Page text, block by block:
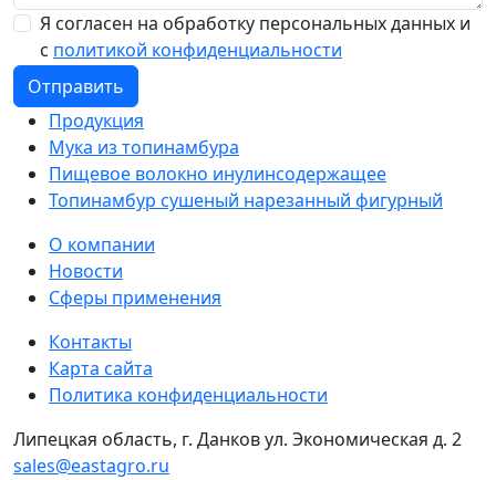
Я согласен на обработку персональных данных и
с политикой конфиденциальности
Отправить
Продукция
Мука из топинамбура
Пищевое волокно инулинсодержащее
Топинамбур сушеный нарезанный фигурный
О компании
Новости
Сферы применения
Контакты
Карта сайта
Политика конфиденциальности
Липецкая область, г. Данков ул. Экономическая д. 2
sales@eastagro.ru